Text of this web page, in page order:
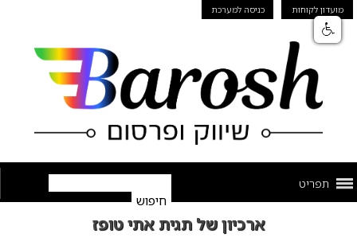
מועדון לקוחות כניסה למערכת
תפריט
ארכיון של תגית אתי טופז